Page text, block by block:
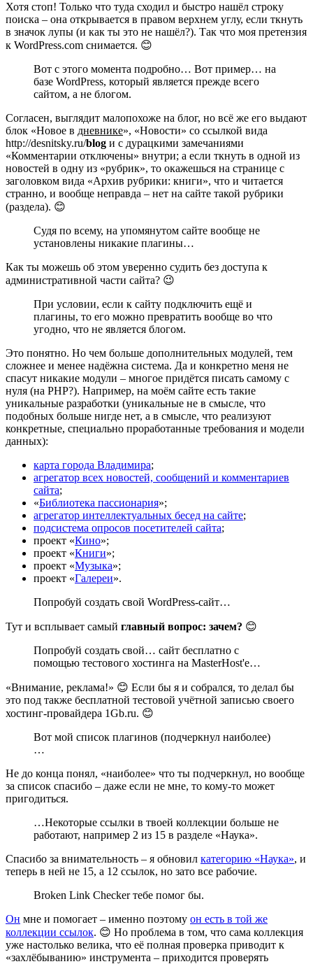
Хотя стоп! Только что туда сходил и быстро нашёл строку
поиска – она открывается в правом верхнем углу, если ткнуть
в значок лупы (и как ты это не нашёл?). Так что моя претензия
к WordPress.com снимается. 😊
Вот с этого момента подробно… Вот пример… на
базе WordPress, который является прежде всего
сайтом, а не блогом.
Согласен, выглядит малопохоже на блог, но всё же его выдают
блок «Новое в дневнике», «Новости» со ссылкой вида
http://desnitsky.ru/blog и с дурацкими замечаниями
«Комментарии отключены» внутри; а если ткнуть в одной из
новостей в одну из «рубрик», то окажешься на странице с
заголовком вида «Архив рубрики: книги», что и читается
странно, и вообще неправда – нет на сайте такой рубрики
(раздела). 😊
Судя по всему, на упомянутом сайте вообще не
установлены никакие плагины…
Как ты можешь об этом уверенно судить без доступа к
административной части сайта? 😉
При условии, если к сайту подключить ещё и
плагины, то его можно превратить вообще во что
угодно, что не является блогом.
Это понятно. Но чем больше дополнительных модулей, тем
сложнее и менее надёжна система. Да и конкретно меня не
спасут никакие модули – многое придётся писать самому с
нуля (на PHP?). Например, на моём сайте есть такие
уникальные разработки (уникальные не в смысле, что
подобных больше нигде нет, а в смысле, что реализуют
конкретные, специально проработанные требования и модели
данных):
карта города Владимира;
агрегатор всех новостей, сообщений и комментариев
сайта;
«Библиотека пассионария»;
агрегатор интеллектуальных бесед на сайте;
подсистема опросов посетителей сайта;
проект «Кино»;
проект «Книги»;
проект «Музыка»;
проект «Галереи».
Попробуй создать свой WordPress-сайт…
Тут и всплывает самый главный вопрос: зачем? 😊
Попробуй создать свой… сайт бесплатно с
помощью тестового хостинга на MasterHost'е…
«Внимание, реклама!» 😊 Если бы я и собрался, то делал бы
это под также бесплатной тестовой учётной записью своего
хостинг-провайдера 1Gb.ru. 😊
Вот мой список плагинов (подчеркнул наиболее)
…
Не до конца понял, «наиболее» что ты подчеркнул, но вообще
за список спасибо – даже если не мне, то кому-то может
пригодиться.
…Некоторые ссылки в твоей коллекции больше не
работают, например 2 из 15 в разделе «Наука».
Спасибо за внимательность – я обновил категорию «Наука», и
теперь в ней не 15, а 12 ссылок, но зато все рабочие.
Broken Link Checker тебе помог бы.
Он мне и помогает – именно поэтому он есть в той же
коллекции ссылок. 😊 Но проблема в том, что сама коллекция
уже настолько велика, что её полная проверка приводит к
«захлёбыванию» инструмента – приходится проверять